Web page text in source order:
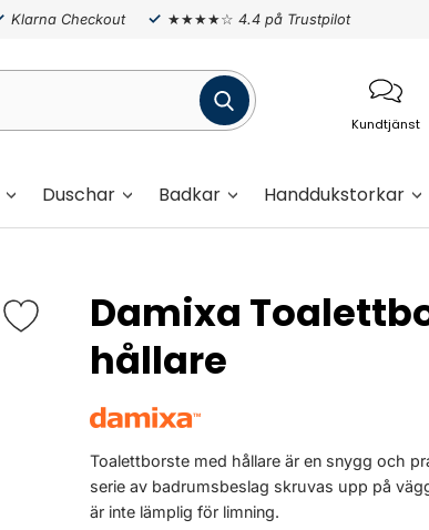
Klarna Checkout ★★★★☆ 4.4 på Trustpilot
Kundtjänst
Duschar Badkar Handdukstorkar
Damixa
hållare
Toalettborste med hållare är en snygg och
serie av badrumsbeslag skruvas upp på
är inte lämplig för limning.